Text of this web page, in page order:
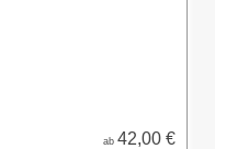
ab 42,00 €